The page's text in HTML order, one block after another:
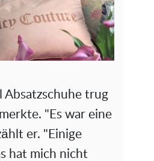
Absatzschuhe trug
"Es war eine
er. "Einige
hat mich nicht